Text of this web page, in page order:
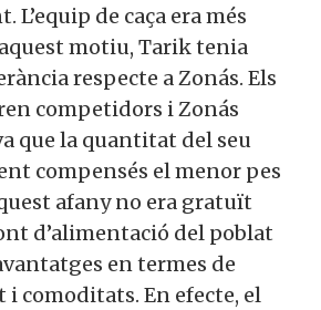
L’equip de caça era més
motiu, Tarik tenia
respecte a Zonás. Els
competidors i Zonás
que la quantitat del seu
compensés el menor pes
afany no era gratuït
d’alimentació del poblat
en termes de
comoditats. En efecte, el